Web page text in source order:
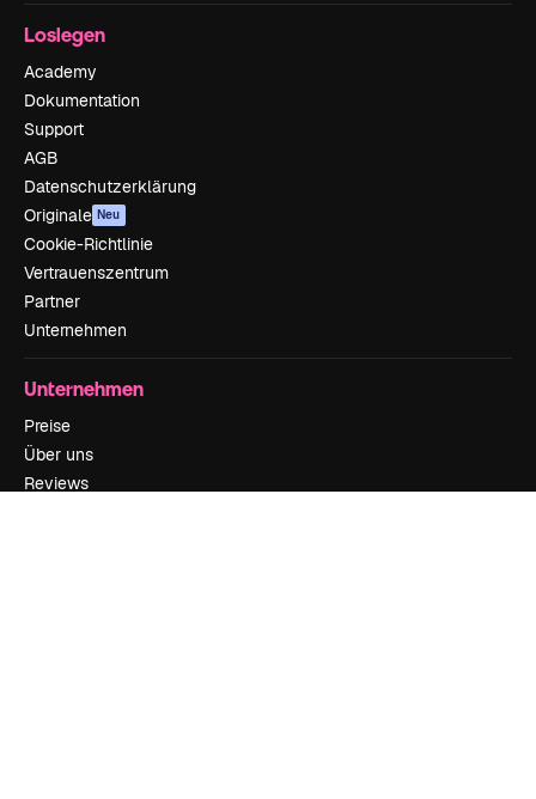
Loslegen
Academy
Dokumentation
Support
AGB
Datenschutzerklärung
Originale Neu
Cookie-Richtlinie
Vertrauenszentrum
Partner
Unternehmen
Unternehmen
Preise
Über uns
Reviews